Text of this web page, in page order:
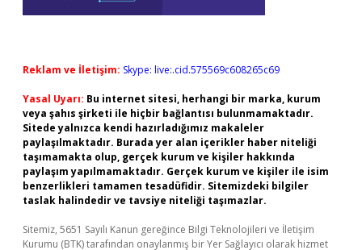
Reklam ve İletişim: Skype: live:.cid.575569c608265c69
Yasal Uyarı: Bu internet sitesi, herhangi bir marka, kurum
veya şahıs şirketi ile hiçbir bağlantısı bulunmamaktadır.
Sitede yalnızca kendi hazırladığımız makaleler
paylaşılmaktadır. Burada yer alan içerikler haber niteliği
taşımamakta olup, gerçek kurum ve kişiler hakkında
paylaşım yapılmamaktadır. Gerçek kurum ve kişiler ile isim
benzerlikleri tamamen tesadüfidir. Sitemizdeki bilgiler
taslak halindedir ve tavsiye niteliği taşımazlar.
Sitemiz, 5651 Sayılı Kanun gereğince Bilgi Teknolojileri ve İletişim
Kurumu (BTK) tarafından onaylanmış bir Yer Sağlayıcı olarak hizmet